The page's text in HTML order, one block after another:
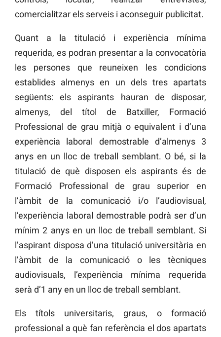
comercialitzar els serveis i aconseguir publicitat.
Quant a la titulació i experiència mínima
requerida, es podran presentar a la convocatòria
les persones que reuneixen les condicions
establides almenys en un dels tres apartats
següents: els aspirants hauran de disposar,
almenys, del títol de Batxiller, Formació
Professional de grau mitjà o equivalent i d’una
experiència laboral demostrable d’almenys 3
anys en un lloc de treball semblant. O bé, si la
titulació de què disposen els aspirants és de
Formació Professional de grau superior en
l’àmbit de la comunicació i/o l’audiovisual,
l’experiència laboral demostrable podrà ser d’un
mínim 2 anys en un lloc de treball semblant. Si
l’aspirant disposa d’una titulació universitària en
l’àmbit de la comunicació o les tècniques
audiovisuals, l’experiència mínima requerida
serà d’1 any en un lloc de treball semblant.
Els títols universitaris, graus, o formació
professional a què fan referència el dos apartats